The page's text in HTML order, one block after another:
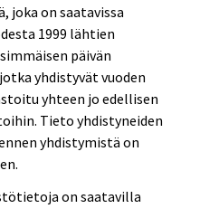
joka on saatavissa
1999 lähtien
päivän
yhdistyvät vuoden
yhteen jo edellisen
Tieto yhdistyneiden
yhdistymistä on
on saatavilla